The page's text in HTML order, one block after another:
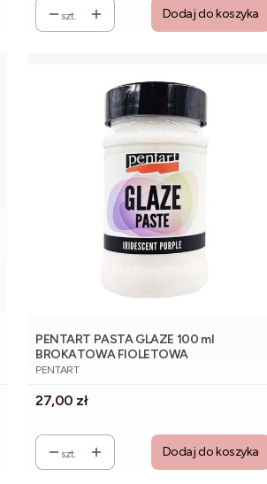
szt. Dodaj do koszyka
PENTART PASTA GLAZE 100 ml
BROKATOWA FIOLETOWA
PRODUCENT
PENTART
Cena
27,00 zł
szt. Dodaj do koszyka